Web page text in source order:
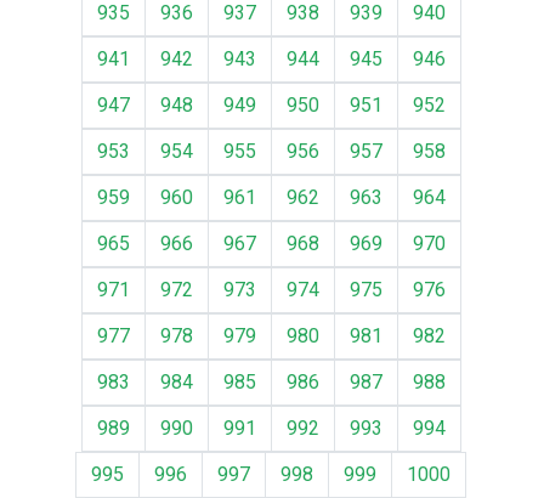
935
936 937 938 939
940
941
942 943 944 945
946
947
948 949 950 951
952
953
954 955 956 957
958
959
960 961 962 963
964
965
966 967 968 969
970
971
972 973 974 975
976
977
978 979 980 981
982
983
984 985 986 987
988
989
990 991 992 993
994
995
996 997 998 999
1000